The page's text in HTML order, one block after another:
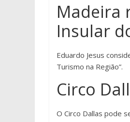
Madeira
Insular
Eduardo Jesus
Turismo na Região”.
Circo
O Circo Dallas pode